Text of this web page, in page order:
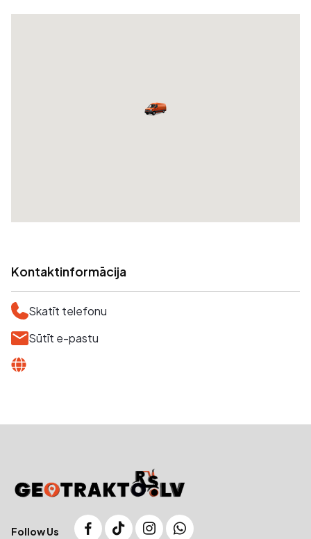
Kontaktinformācija
Skatīt telefonu
Sūtīt e-pastu
Follow Us